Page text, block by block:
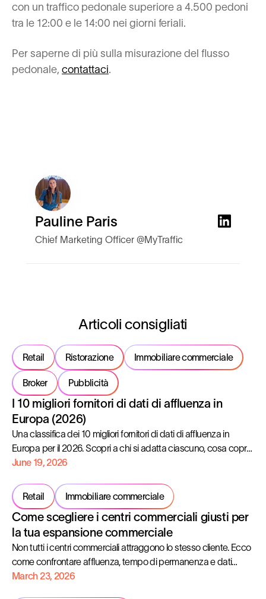
con un traffico pedonale superiore a 4.500 pedoni
tra le 12:00 e le 14:00 nei giorni feriali.
Per saperne di più sulla misurazione del flusso
pedonale, contattaci.
Pauline Paris
Chief Marketing Officer @MyTraffic
Articoli consigliati
Retail Ristorazione Immobiliare commerciale
Broker Pubblicità
I 10 migliori fornitori di dati di affluenza in
Europa (2026)
Una classifica dei 10 migliori fornitori di dati di affluenza in
Europa per il 2026. Scopri a chi si adatta ciascuno, cosa copre
e dove mostra i suoi limiti.
June 19, 2026
Retail Immobiliare commerciale
Come scegliere i centri commerciali giusti per
la tua espansione commerciale
Non tutti i centri commerciali attraggono lo stesso cliente. Ecco
come confrontare affluenza, tempo di permanenza e dati
demografici prima di firmare, utilizzando Aroma-Zone come
March 23, 2026